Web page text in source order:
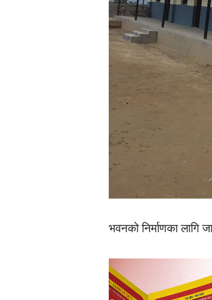
भवनको निर्माणका लागि